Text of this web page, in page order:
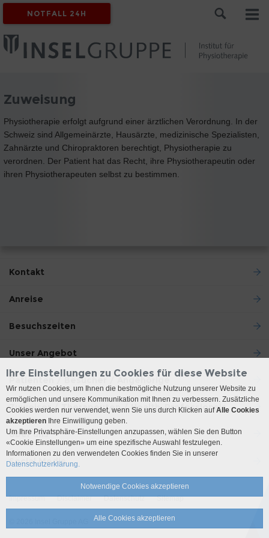
NOTFALL 24H
Zuweisung
Physiotherapie erfolgt aufgrund einer ärztlichen Verordnung. In der
Schweiz sind Allgemeinärzte, Hausärzte, medizinische Spezialisten,
Zahnärzte und Chiropraktoren berechtigt, Physiotherapie zu
verordnen. Der Patient hat das Recht, ihre Physiotherapeutin oder
ihren Physiotherapeuten selbst zu bestimmen.
Kontakt
Anreise
Besuchszeiten
Unser Angebot
Patienten / Besucher / Angehörige
Zuweiser / Therapeuten / Health-Professionals
Über uns
Social Media
Impressum Disclaimer Datenschutz Sitemap
Ihre Einstellungen zu Cookies für diese Website
Wir nutzen Cookies, um Ihnen die bestmögliche Nutzung unserer Website zu
ermöglichen und unsere Kommunikation mit Ihnen zu verbessern. Zusätzliche
Cookies werden nur verwendet, wenn Sie uns durch Klicken aufAlle Cookies
akzeptieren Ihre Einwilligung geben.
Um Ihre Privatsphäre-Einstellungen anzupassen, wählen Sie den Button
«Cookie Einstellungen» um eine spezifische Auswahl festzulegen.
Informationen zu den verwendeten Cookies finden Sie in unserer
Datenschutzerklärung.
Notwendige Cookies akzeptieren
Alle Cookies akzeptieren